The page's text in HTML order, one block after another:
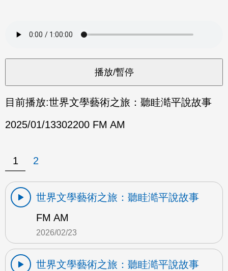
目前播放:世界文學藝術之旅：聽眭澔平說故事
2025/01/13302200 FM AM
1 2
世界文學藝術之旅：聽眭澔平說故事
FM AM
2026/02/23
世界文學藝術之旅：聽眭澔平說故事